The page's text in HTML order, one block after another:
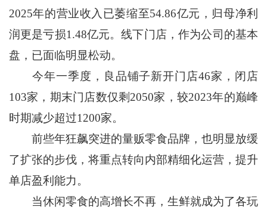
2025年的营业收入已萎缩至54.86亿元，归母净利
润更是亏损1.48亿元。线下门店，作为公司的基本
盘，已面临明显松动。
今年一季度，良品铺子新开门店46家，闭店
103家，期末门店数仅剩2050家，较2023年的巅峰
时期减少超过1200家。
前些年狂飙突进的量贩零食品牌，也明显放缓
了扩张的步伐，将重点转向内部精细化运营，提升
单店盈利能力。
当休闲零食的高增长不再，生鲜就成为了各玩